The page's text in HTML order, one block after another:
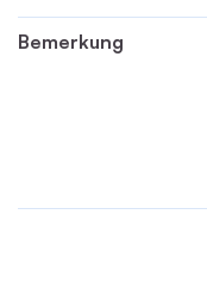
Bemerkung